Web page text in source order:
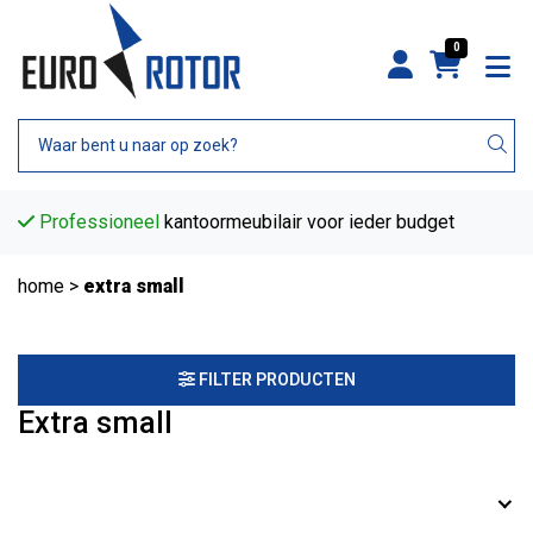
0
Professioneel kantoormeubilair voor ieder budget
home > extra small
FILTER PRODUCTEN
Extra small